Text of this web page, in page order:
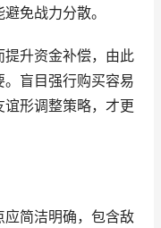
免战力分散。
升资金补偿，由此
盲目强行购买容易
形调整策略，才更
应简洁明确，包含敌